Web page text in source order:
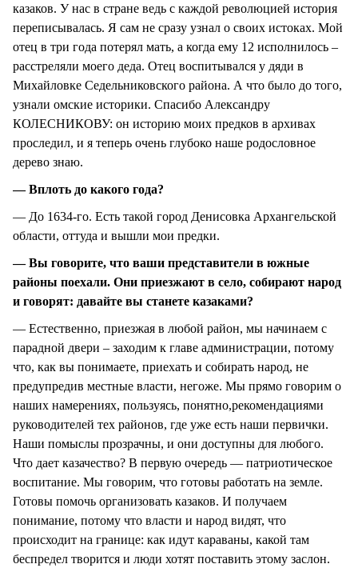
казаков. У нас в стране ведь с каждой революцией история
переписывалась. Я сам не сразу узнал о своих истоках. Мой
отец в три года потерял мать, а когда ему 12 исполнилось –
расстреляли моего деда. Отец воспитывался у дяди в
Михайловке Седельниковского района. А что было до того,
узнали омские историки. Спасибо Александру
КОЛЕСНИКОВУ: он историю моих предков в архивах
проследил, и я теперь очень глубоко наше родословное
дерево знаю.
— Вплоть до какого года?
— До 1634-го. Есть такой город Денисовка Архангельской
области, оттуда и вышли мои предки.
— Вы говорите, что ваши представители в южные
районы поехали. Они приезжают в село, собирают народ
и говорят: давайте вы станете казаками?
— Естественно, приезжая в любой район, мы начинаем с
парадной двери – заходим к главе администрации, потому
что, как вы понимаете, приехать и собирать народ, не
предупредив местные власти, негоже. Мы прямо говорим о
наших намерениях, пользуясь, понятно,рекомендациями
руководителей тех районов, где уже есть наши первички.
Наши помыслы прозрачны, и они доступны для любого.
Что дает казачество? В первую очередь — патриотическое
воспитание. Мы говорим, что готовы работать на земле.
Готовы помочь организовать казаков. И получаем
понимание, потому что власти и народ видят, что
происходит на границе: как идут караваны, какой там
беспредел творится и люди хотят поставить этому заслон.